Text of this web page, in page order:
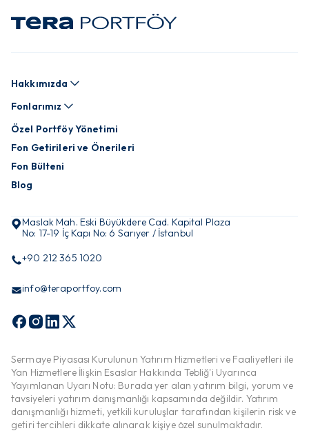
Maslak Mah. Eski Büyükdere Cad. Kapital Plaza
No: 17-19 İç Kapı No: 6 Sarıyer / İstanbul
+90 212 365 1020
info@teraportfoy.com
Hakkımızda
Fonlarımız
Özel Portföy Yönetimi
Fon Getirileri ve Önerileri
Fon Bülteni
Blog
Sermaye Piyasası Kurulunun Yatırım Hizmetleri ve Faaliyetleri ile
Yan Hizmetlere İlişkin Esaslar Hakkında Tebliğ'i Uyarınca
Yayımlanan Uyarı Notu: Burada yer alan yatırım bilgi, yorum ve
tavsiyeleri yatırım danışmanlığı kapsamında değildir. Yatırım
danışmanlığı hizmeti, yetkili kuruluşlar tarafından kişilerin risk ve
getiri tercihleri dikkate alınarak kişiye özel sunulmaktadır.